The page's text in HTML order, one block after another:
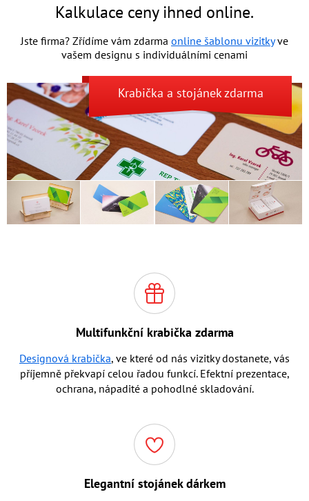
Kalkulace ceny ihned online.
Jste firma? Zřídíme vám zdarma online šablonu vizitkyve
vašem designu s individuální­mi cenami
Krabička a stojánekzdarma
Multifunkční krabička zdarma
Designová krabička, ve které od nás vizitky dostanete, vás
příjemně překvapí celou řadou funkcí. Efektní prezentace,
ochrana, nápadité a pohodlné skladování.
Elegantní stojánek dárkem